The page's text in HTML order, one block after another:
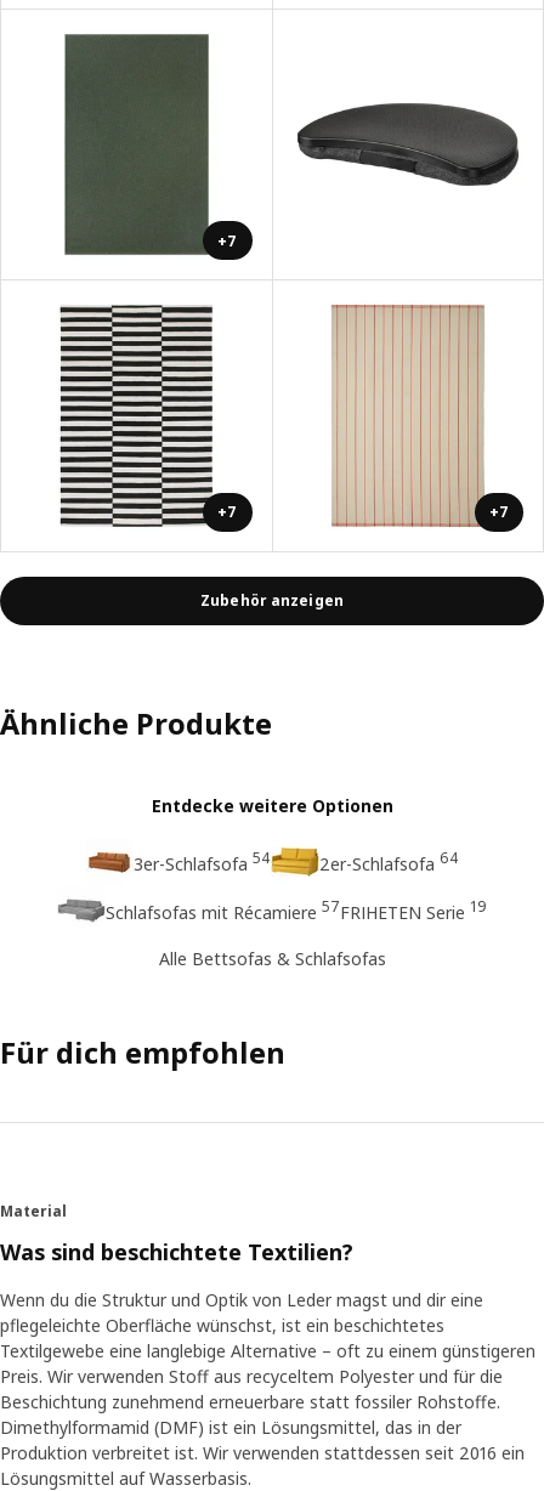
+7
+7 +7
Zubehör anzeigen
Ähnliche Produkte
Entdecke weitere Optionen
3er-Schlafsofa 54 2er-Schlafsofa 64
Schlafsofas mit Récamiere 57FRIHETEN Serie 19
Alle Bettsofas & Schlafsofas
Für dich empfohlen
Material
Was sind beschichtete Textilien?
Wenn du die Struktur und Optik von Leder magst und dir eine
pflegeleichte Oberfläche wünschst, ist ein beschichtetes
Textilgewebe eine langlebige Alternative – oft zu einem günstigeren
Preis. Wir verwenden Stoff aus recyceltem Polyester und für die
Beschichtung zunehmend erneuerbare statt fossiler Rohstoffe.
Dimethylformamid (DMF) ist ein Lösungsmittel, das in der
Produktion verbreitet ist. Wir verwenden stattdessen seit 2016 ein
Lösungsmittel auf Wasserbasis.